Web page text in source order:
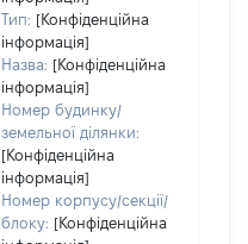
Тип: [Конфіденційна
інформація]
Назва: [Конфіденційна
інформація]
Номер будинку/
земельної ділянки:
[Конфіденційна
інформація]
Номер корпусу/секції/
блоку: [Конфіденційна